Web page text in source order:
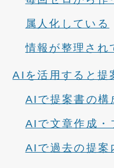
属人化している
情報が整理され
AIを活用すると提
AIで提案書の構
AIで文章作成・
AIで過去の提案